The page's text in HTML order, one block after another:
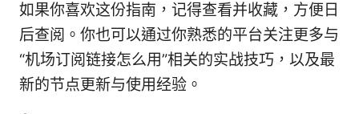
如果你喜欢这份指南，记得查看并收藏，方便日
后查阅。你也可以通过你熟悉的平台关注更多与
“机场订阅链接怎么用”相关的实战技巧，以及最
新的节点更新与使用经验。